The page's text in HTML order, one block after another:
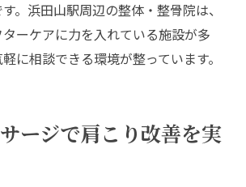
。浜田山駅周辺の整体・整骨院は、
ーケアに力を入れている施設が多
に相談できる環境が整っています。
ージで肩こり改善を実